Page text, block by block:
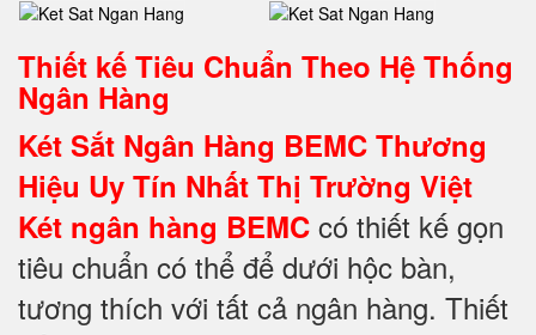
Thiết kế Tiêu Chuẩn Theo Hệ Thống
Ngân Hàng
Két Sắt Ngân Hàng BEMC Thương
Hiệu Uy Tín Nhất Thị Trường Việt
Két ngân hàng BEMC có thiết kế gọn
tiêu chuẩn có thể để dưới hộc bàn,
tương thích với tất cả ngân hàng. Thiết